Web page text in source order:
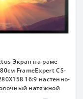
Экран на раме
FrameExpert CS-
16:9 настенно-
натяжной